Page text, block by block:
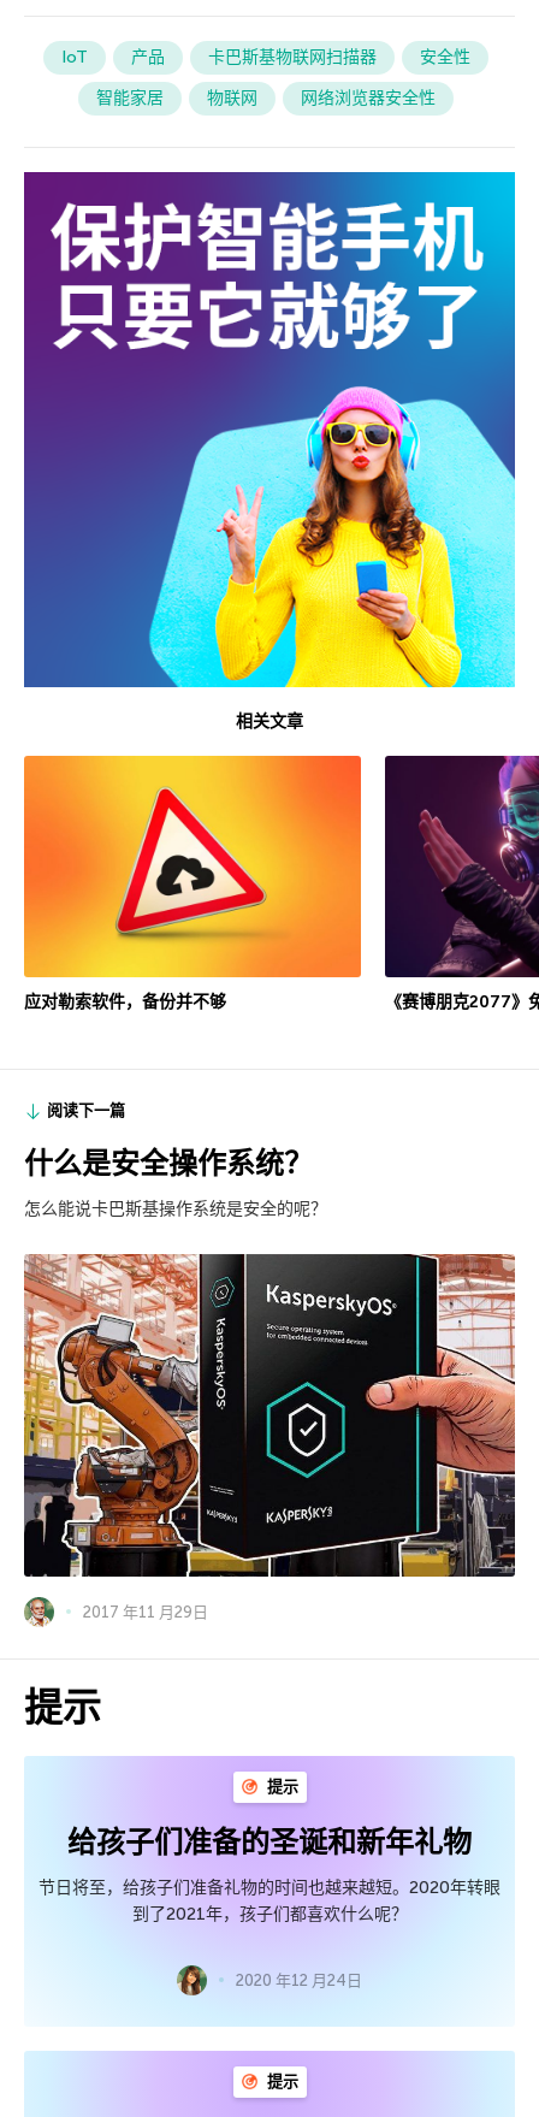
IoT 产品 卡巴斯基物联网扫描器
安全性
智能家居
物联网 网络浏览器安全性
相关文章
应对勒索软件，备份并不够 《赛博朋克2077》
阅读下一篇
什么是安全操作系统？
怎么能说卡巴斯基操作系统是安全的呢？
2017 年11 月29日
提示
提示
给孩子们准备的圣诞和新年礼物
节日将至，给孩子们准备礼物的时间也越来越短。2020年转眼
到了2021年，孩子们都喜欢什么呢？
2020 年12 月24日
提示